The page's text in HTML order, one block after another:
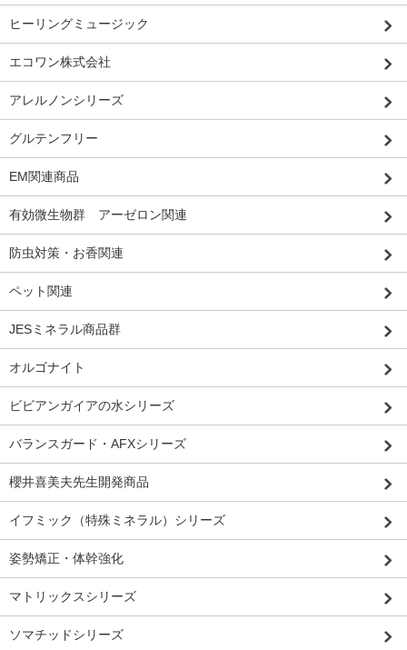
ヒーリングミュージック
エコワン株式会社
アレルノンシリーズ
グルテンフリー
EM関連商品
有効微生物群 アーゼロン関連
防虫対策・お香関連
ペット関連
JESミネラル商品群
オルゴナイト
ビビアンガイアの水シリーズ
バランスガード・AFXシリーズ
櫻井喜美夫先生開発商品
イフミック（特殊ミネラル）シリーズ
姿勢矯正・体幹強化
マトリックスシリーズ
ソマチッドシリーズ